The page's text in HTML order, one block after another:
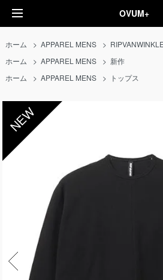
OVUM+
ホーム >APPAREL MENS > RIPVANWINKLE
ホーム
>APPAREL MENS > 新作
ホーム
>APPAREL MENS > トップス
NEW